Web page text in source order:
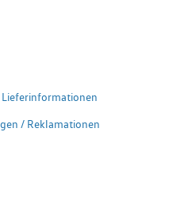
/ Reklamationen